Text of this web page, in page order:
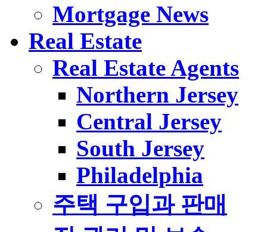
Mortgage News
Real Estate
Real Estate Agents
Northern Jersey
Central Jersey
South Jersey
Philadelphia
주택 구입과 판매